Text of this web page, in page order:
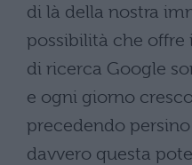
di là della nostra
possibilità che offre
di ricerca Google
e ogni giorno
precedendo
davvero questa